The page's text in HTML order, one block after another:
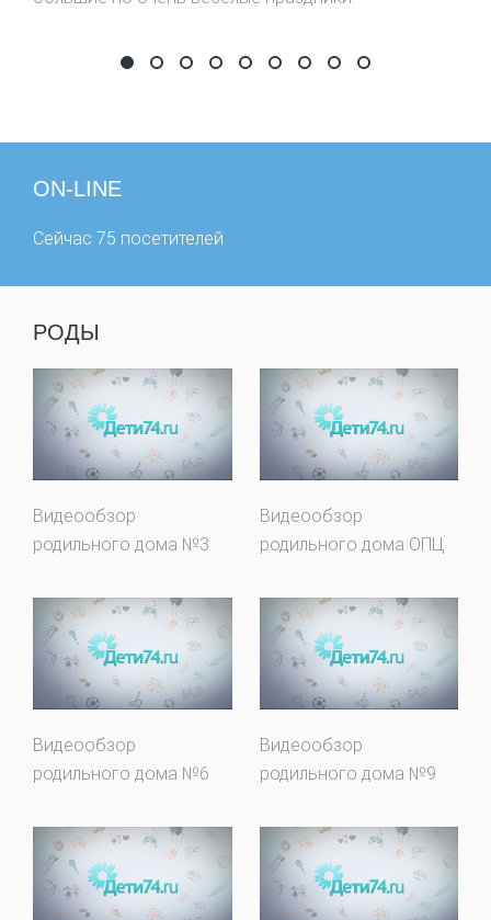
фестиваль #шокоlive
День рождения сайта
День почтальона
Фестиваль цыплят по осени
Детский Фестиваль
Самый дружный класс
Забег в ползунках
Фестиваль
Первые
ON-LINE
Сейчас 75 посетителей
РОДЫ
Видеообзор
родильного дома №3
Видеообзор
родильного дома ОПЦ
Видеообзор
родильного дома №6
Видеообзор
родильного дома №9